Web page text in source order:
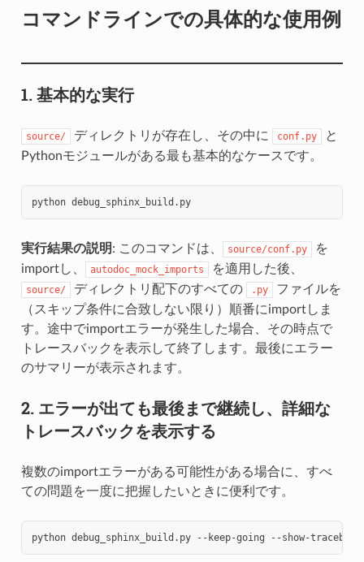
コマンドラインでの具体的な使用例
1. 基本的な実行
source/ ディレクトリが存在し、その中に conf.py
と
Pythonモジュールがある最も基本的なケースです。
python debug_sphinx_build.py
実行結果の説明: このコマンドは、 source/conf.py
を
importし、
autodoc_mock_imports を適用した後、
source/ ディレクトリ配下のすべての .py
ファイルを
（スキップ条件に合致しない限り）順番にimportしま
す。途中でimportエラーが発生した場合、その時点で
トレースバックを表示して終了します。最後にエラー
のサマリーが表示されます。
2. エラーが出ても最後まで継続し、詳細な
トレースバックを表示する
複数のimportエラーがある可能性がある場合に、すべ
ての問題を一度に把握したいときに便利です。
python debug_sphinx_build.py --keep-going